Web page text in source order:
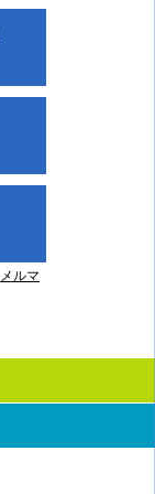
メルマ